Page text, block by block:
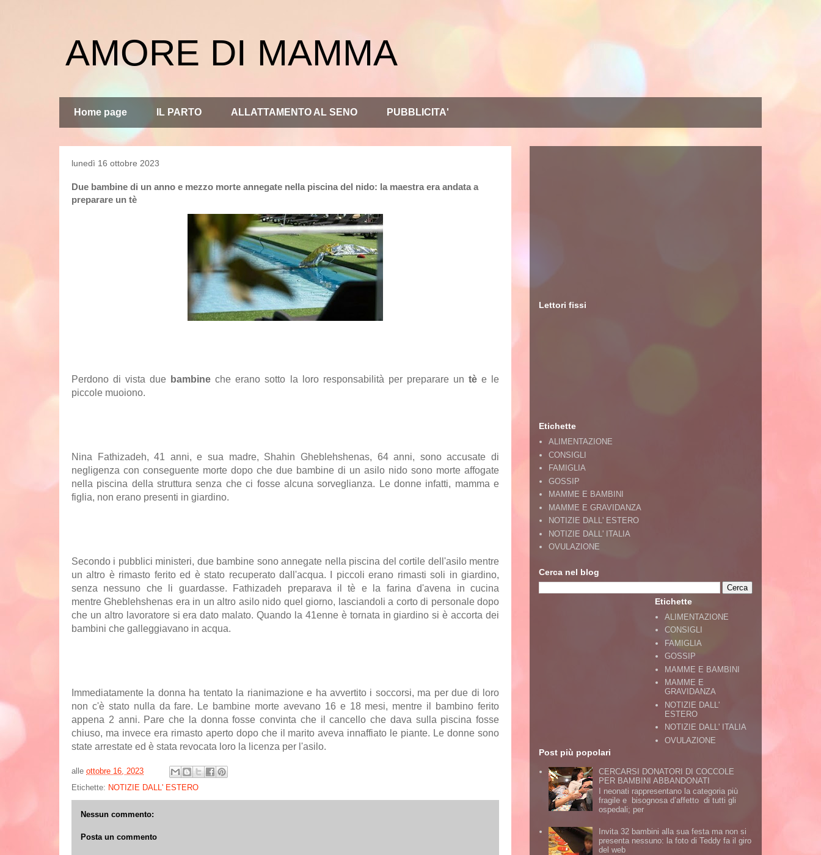
AMORE DI MAMMA
Home page IL PARTO ALLATTAMENTO AL SENO PUBBLICITA'
lunedì 16 ottobre 2023
Due bambine di un anno e mezzo morte annegate nella piscina del nido: la maestra era andata a
preparare un tè
Perdono di vista due bambine che erano sotto la loro responsabilità per preparare un tèe le
piccole muoiono.
Nina Fathizadeh, 41 anni, e sua madre, Shahin Gheblehshenas, 64 anni, sono accusate di
negligenza con conseguente morte dopo che due bambine di un asilo nido sono morte affogate
nella piscina della struttura senza che ci fosse alcuna sorveglianza. Le donne infatti, mamma e
figlia, non erano presenti in giardino.
Secondo i pubblici ministeri, due bambine sono annegate nella piscina del cortile dell'asilo mentre
un altro è rimasto ferito ed è stato recuperato dall'acqua. I piccoli erano rimasti soli in giardino,
senza nessuno che li guardasse. Fathizadeh preparava il tè e la farina d'avena in cucina
mentre Gheblehshenas era in un altro asilo nido quel giorno, lasciandoli a corto di personale dopo
che un altro lavoratore si era dato malato. Quando la 41enne è tornata in giardino si è accorta dei
bambini che galleggiavano in acqua.
Immediatamente la donna ha tentato la rianimazione e ha avvertito i soccorsi, ma per due di loro
non c'è stato nulla da fare. Le bambine morte avevano 16 e 18 mesi, mentre il bambino ferito
appena 2 anni. Pare che la donna fosse convinta che il cancello che dava sulla piscina fosse
chiuso, ma invece era rimasto aperto dopo che il marito aveva innaffiato le piante. Le donne sono
state arrestate ed è stata revocata loro la licenza per l'asilo.
alle ottobre 16, 2023
Etichette: NOTIZIE DALL' ESTERO
Nessun commento:
Posta un commento
Lettori fissi
Etichette
ALIMENTAZIONE
CONSIGLI
FAMIGLIA
GOSSIP
MAMME E BAMBINI
MAMME E GRAVIDANZA
NOTIZIE DALL' ESTERO
NOTIZIE DALL' ITALIA
OVULAZIONE
Cerca nel blog
Etichette
ALIMENTAZIONE
CONSIGLI
FAMIGLIA
GOSSIP
MAMME E BAMBINI
MAMME E
GRAVIDANZA
NOTIZIE DALL'
ESTERO
NOTIZIE DALL' ITALIA
OVULAZIONE
Post più popolari
CERCARSI DONATORI DI COCCOLE
PER BAMBINI ABBANDONATI
I neonati rappresentano la categoria più
fragile e bisognosa d’affetto di tutti gli
ospedali; per
Invita 32 bambini alla sua festa ma non si
presenta nessuno: la foto di Teddy fa il giro
del web